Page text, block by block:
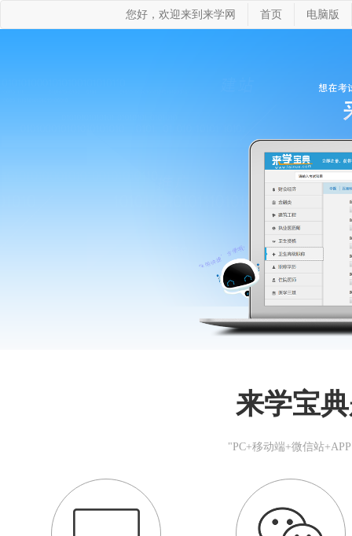
您好，欢迎来到来学网 首页 电脑版
来学宝
"PC+移动端+微信站